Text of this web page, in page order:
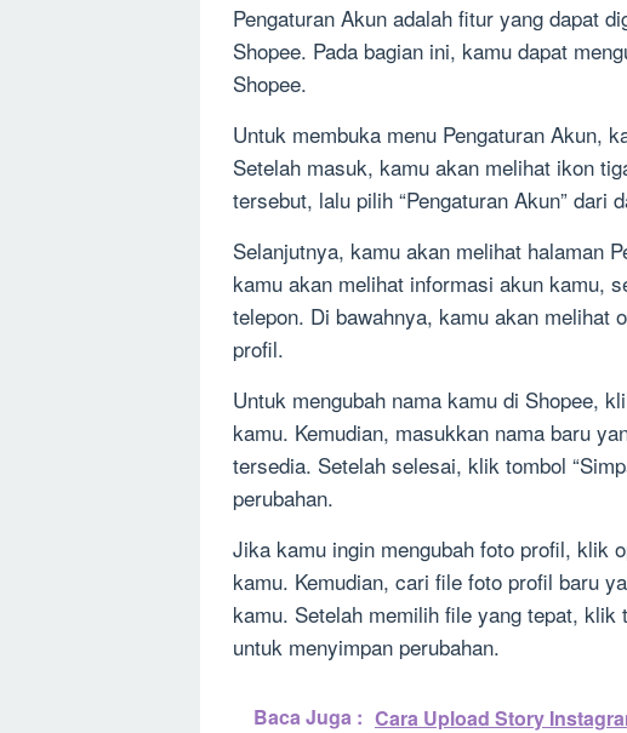
Pengaturan Akun adalah fitur yang dapat
Shopee. Pada bagian ini, kamu dapat
Shopee.
Untuk membuka menu Pengaturan Akun,
Setelah masuk, kamu akan melihat ikon
tersebut, lalu pilih “Pengaturan Akun” dari
Selanjutnya, kamu akan melihat halaman
kamu akan melihat informasi akun kamu,
telepon. Di bawahnya, kamu akan melihat
profil.
Untuk mengubah nama kamu di Shopee,
kamu. Kemudian, masukkan nama baru
tersedia. Setelah selesai, klik tombol
perubahan.
Jika kamu ingin mengubah foto profil, klik
kamu. Kemudian, cari file foto profil baru
kamu. Setelah memilih file yang tepat, klik
untuk menyimpan perubahan.
Baca Juga : Cara Upload Story